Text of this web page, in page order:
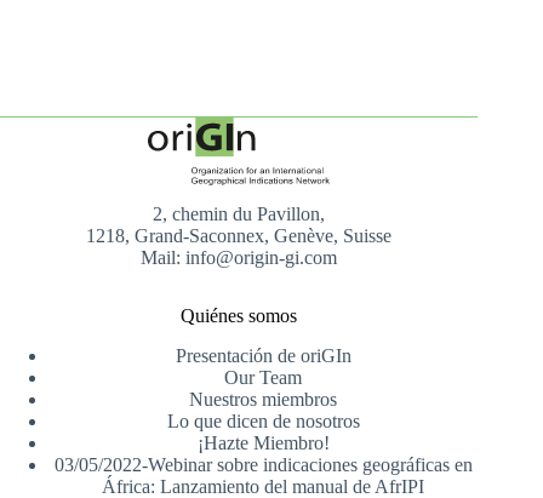
2, chemin du Pavillon,
1218, Grand-Saconnex, Genève, Suisse
Mail: info@origin-gi.com
Quiénes somos
Presentación de oriGIn
Our Team
Nuestros miembros
Lo que dicen de nosotros
¡Hazte Miembro!
03/05/2022-Webinar sobre indicaciones geográficas en
África: Lanzamiento del manual de AfrIPI